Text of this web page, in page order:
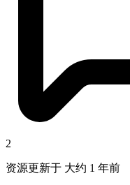
2
资源更新于 大约 1 年前